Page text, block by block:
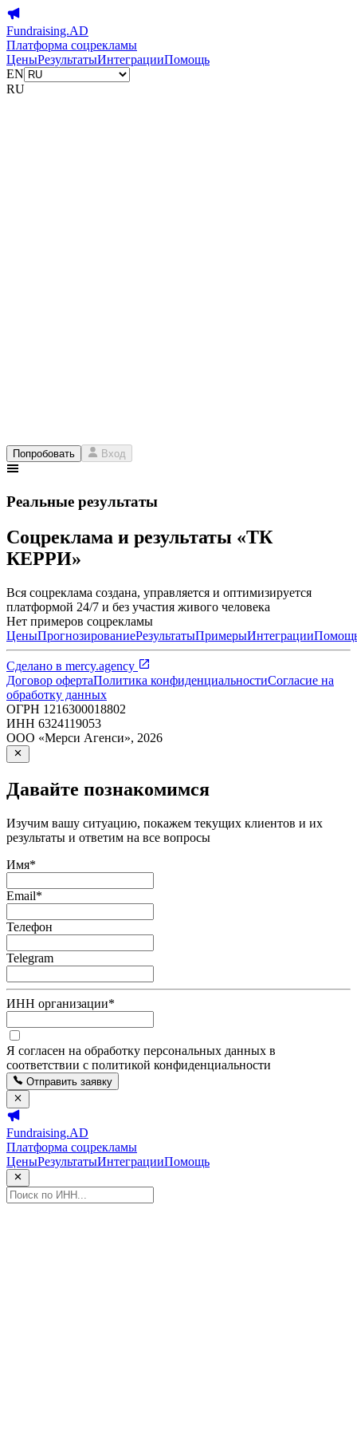
Fundraising.AD
Платформа соцрекламы
ЦеныРезультатыИнтеграцииПомощь
EN
RU
Попробовать Вход
Реальные результаты
Соцреклама и результаты «ТК
КЕРРИ»
Вся соцреклама создана, управляется и оптимизируется
платформой 24/7 и без участия живого человека
Нет примеров соцрекламы
ЦеныПрогнозированиеРезультатыПримерыИнтеграции
Сделано в mercy.agency
Договор офертаПолитика конфиденциальностиСогласие на
обработку данных
ОГРН 1216300018802
ИНН 6324119053
ООО «Мерси Агенси», 2026
Давайте познакомимся
Изучим вашу ситуацию, покажем текущих клиентов и их
результаты и ответим на все вопросы
Имя*
Email*
Телефон
Telegram
ИНН организации*
Я согласен на обработку персональных данных в
соответствии с политикой конфиденциальности
Отправить заявку
Fundraising.AD
Платформа соцрекламы
ЦеныРезультатыИнтеграцииПомощь